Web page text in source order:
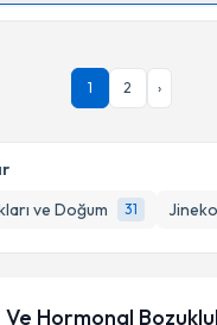
ve Doğum
31
Takvim Talebini
İmran Ayhaniçin randevu
Size bu uzmandan randevu
'ni okudum ve kişisel
1 2 ›
Hormonal